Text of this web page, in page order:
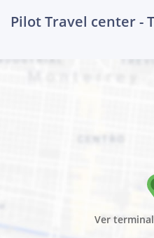
Pilot Travel center -
Ver